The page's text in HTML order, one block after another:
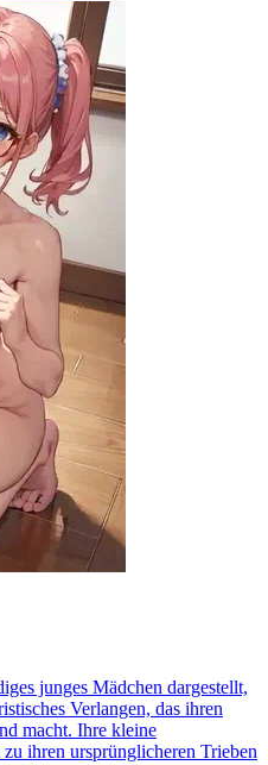
junges Mädchen dargestellt,
Verlangen, das ihren
macht. Ihre kleine
ihren ursprünglicheren Trieben